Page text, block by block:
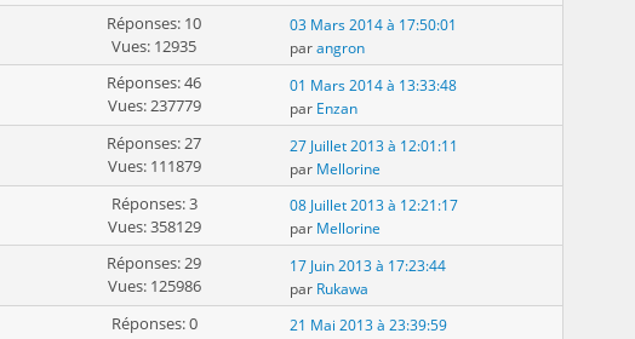
Réponses: 10
Vues: 12935
03 Mars 2014 à 17:50:01
parangron
Réponses: 46
Vues: 237779
01 Mars 2014 à 13:33:48
par Enzan
Réponses: 27
Vues: 111879
27 Juillet 2013 à 12:01:11
par Mellorine
Réponses: 3
Vues: 358129
08 Juillet 2013 à 12:21:17
par Mellorine
Réponses: 29
Vues: 125986
17 Juin 2013 à 17:23:44
par Rukawa
Réponses: 0
21 Mai 2013 à 23:39:59